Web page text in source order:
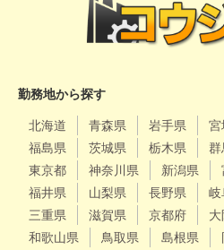
勤務地から探す
北海道 青森県 岩手県 宮
福島県
茨城県 栃木県 群
東京都
神奈川県 新潟県
福井県
山梨県 長野県 岐
三重県
滋賀県 京都府
和歌山県
鳥取県 島根県